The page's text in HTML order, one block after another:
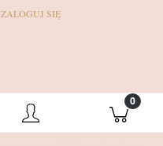
ZALOGUJ SIĘ